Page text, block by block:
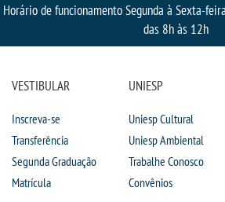
Horário de funcionamento Segunda à Sexta-
das 8h às 12h
VESTIBULAR
Inscreva-se
Transferência
Segunda Graduação
Matrícula
UNIESP
Uniesp Cultural
Uniesp Ambiental
Trabalhe Conosco
Convênios